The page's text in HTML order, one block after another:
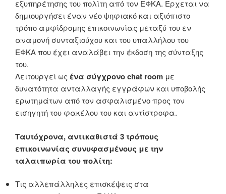
εξυπηρέτησης του πολίτη από τον ΕΦΚΑ. Έρχεται να
δημιουργήσει έναν νέο ψηφιακό και αξιόπιστο
τρόπο αμφίδρομης επικοινωνίας μεταξύ του εν
αναμονή συνταξιούχου και του υπαλλήλου του
ΕΦΚΑ που έχει αναλάβει την έκδοση της σύνταξης
του.
Λειτουργεί ως ένα σύγχρονο chat room με
δυνατότητα ανταλλαγής εγγράφων και υποβολής
ερωτημάτων από τον ασφαλισμένο προς τον
εισηγητή του φακέλου του και αντίστροφα.
Ταυτόχρονα, αντικαθιστά 3 τρόπους
επικοινωνίας συνυφασμένους με την
ταλαιπωρία του πολίτη:
Τις αλλεπάλληλες επισκέψεις στα